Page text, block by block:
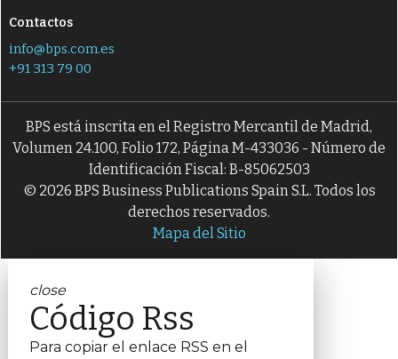
Contactos
info@bps.com.es
+91 313 79 00
BPS está inscrita en el Registro Mercantil de Madrid,
Volumen 24.100, Folio 172, Página M-433036 - Número de
Identificación Fiscal: B-85062503
© 2026 BPS Business Publications Spain S.L. Todos los
derechos reservados.
Mapa del Sitio
close
Código Rss
Para copiar el enlace RSS en el